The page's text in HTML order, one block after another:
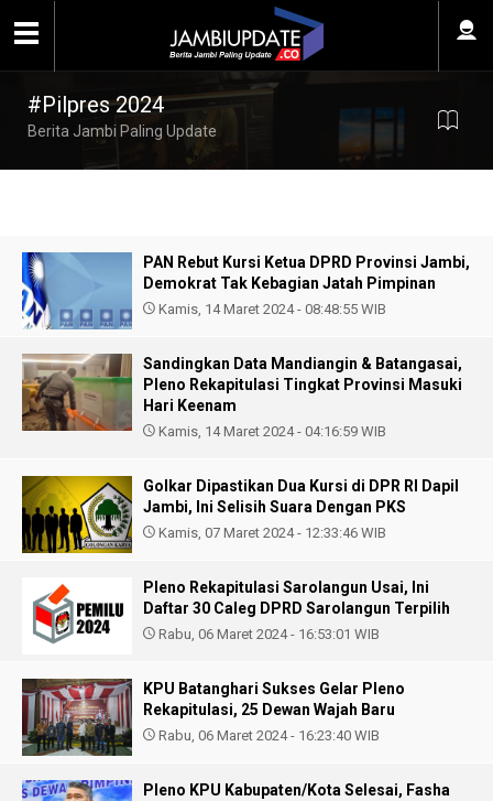
#Pilpres 2024
Berita Jambi Paling Update
PAN Rebut Kursi Ketua DPRD Provinsi Jambi,
Demokrat Tak Kebagian Jatah Pimpinan
Kamis, 14 Maret 2024 - 08:48:55 WIB
Sandingkan Data Mandiangin & Batangasai,
Pleno Rekapitulasi Tingkat Provinsi Masuki
Hari Keenam
Kamis, 14 Maret 2024 - 04:16:59 WIB
Golkar Dipastikan Dua Kursi di DPR RI Dapil
Jambi, Ini Selisih Suara Dengan PKS
Kamis, 07 Maret 2024 - 12:33:46 WIB
Pleno Rekapitulasi Sarolangun Usai, Ini
Daftar 30 Caleg DPRD Sarolangun Terpilih
Rabu, 06 Maret 2024 - 16:53:01 WIB
KPU Batanghari Sukses Gelar Pleno
Rekapitulasi, 25 Dewan Wajah Baru
Rabu, 06 Maret 2024 - 16:23:40 WIB
Pleno KPU Kabupaten/Kota Selesai, Fasha